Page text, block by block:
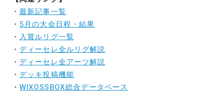
・最新記事一覧
・ 5月の大会日程・結果
・ 入賞ルリグ一覧
・ ディーセレ全ルリグ解説
・ ディーセレ全アーツ解説
・ デッキ投稿機能
・WIXOSSBOX総合データベース